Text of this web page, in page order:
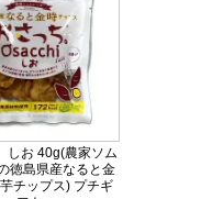
しお 40g(農家ソム
徳島県産なると金
チップス) プチギ